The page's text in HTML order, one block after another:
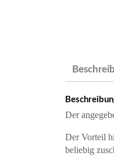
Der
Der Vorteil
beliebig